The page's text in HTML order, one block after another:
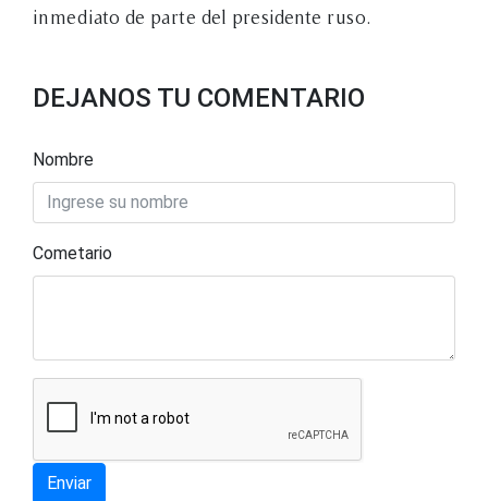
inmediato de parte del presidente ruso.
DEJANOS TU COMENTARIO
Nombre
Cometario
Enviar